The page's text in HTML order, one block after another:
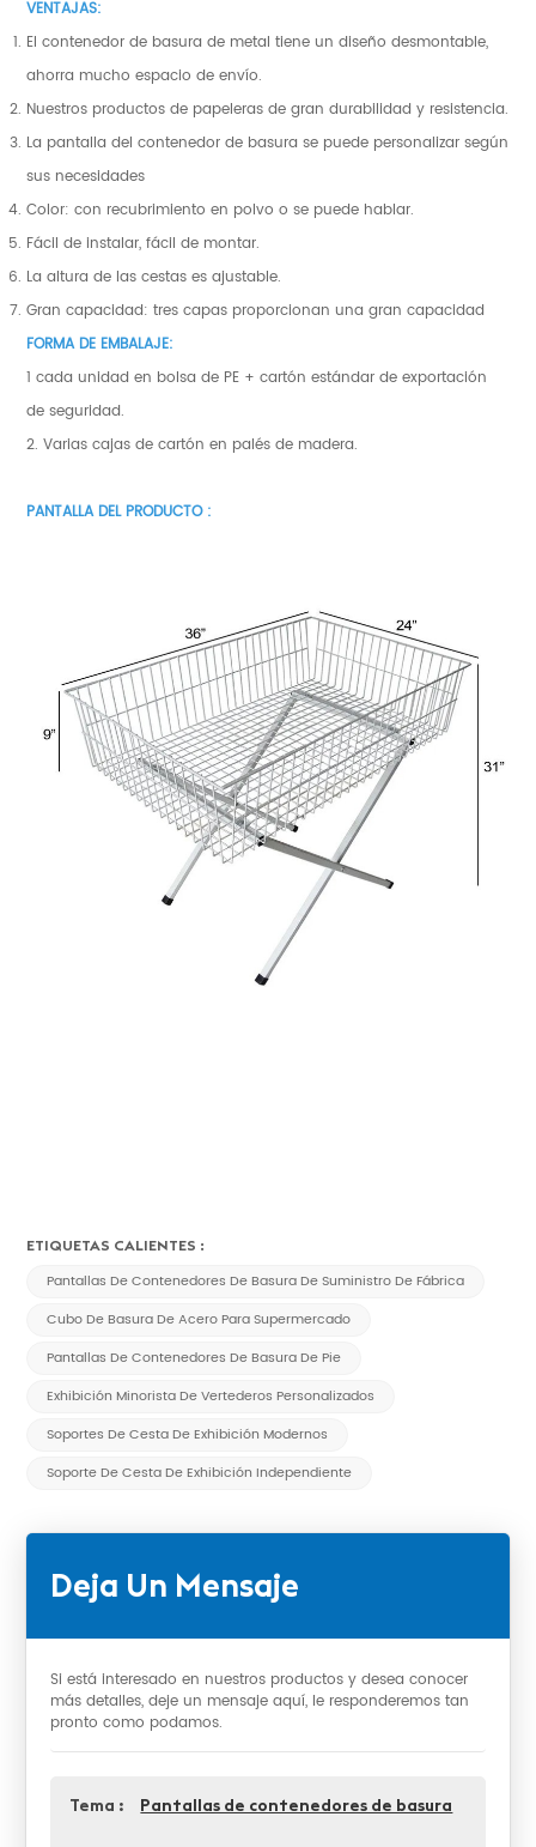
VENTAJAS:
El contenedor de basura de metal tiene un diseño desmontable,
ahorra mucho espacio de envío.
Nuestros productos de papeleras de gran durabilidad y resistencia.
La pantalla del contenedor de basura se puede personalizar según
sus necesidades
Color: con recubrimiento en polvo o se puede hablar.
Fácil de instalar, fácil de montar.
La altura de las cestas es ajustable.
Gran capacidad: tres capas proporcionan una gran capacidad
FORMA DE EMBALAJE:
1 cada unidad en bolsa de PE + cartón estándar de exportación
de seguridad.
2. Varias cajas de cartón en palés de madera.
PANTALLA DEL PRODUCTO :
ETIQUETAS CALIENTES :
Pantallas De Contenedores De Basura De Suministro De Fábrica
Cubo De Basura De Acero Para Supermercado
Pantallas De Contenedores De Basura De Pie
Exhibición Minorista De Vertederos Personalizados
Soportes De Cesta De Exhibición Modernos
Soporte De Cesta De Exhibición Independiente
Deja Un Mensaje
Si está interesado en nuestros productos y desea conocer
más detalles, deje un mensaje aquí, le responderemos tan
pronto como podamos.
Tema : Pantallas de contenedores de basura